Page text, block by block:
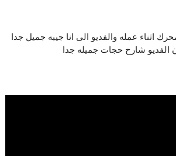
اثناء عمله والفديو الى انا جيبه جميل جدا
الفديو شارح حجات جميله جدا